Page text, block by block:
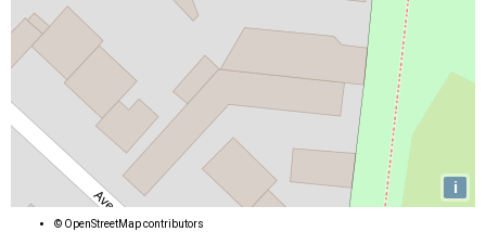
i
© OpenStreetMapcontributors